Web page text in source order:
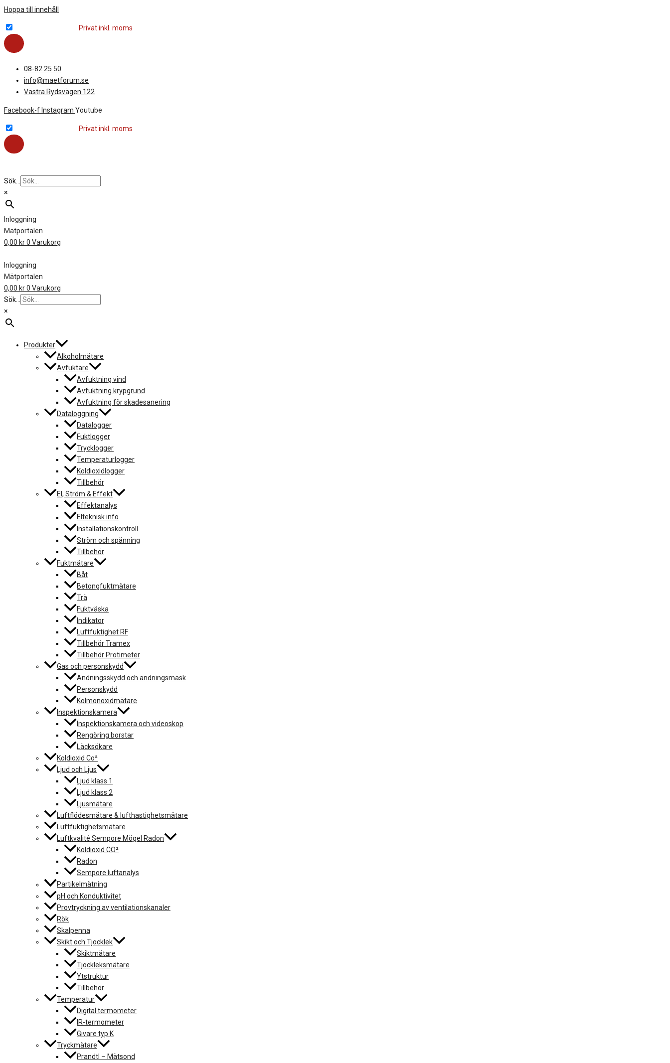
Hoppa till innehåll
Privat inkl. moms
08-82 25 50
info@maetforum.se
Västra Rydsvägen 122
Facebook-f Instagram Youtube
Privat inkl. moms
Sök...
×
Inloggning
Mätportalen
0,00 kr0 Varukorg
Inloggning
Mätportalen
0,00 kr0 Varukorg
Sök...
×
Produkter
Alkoholmätare
Avfuktare
Avfuktning vind
Avfuktning krypgrund
Avfuktning för skadesanering
Dataloggning
Datalogger
Fuktlogger
Trycklogger
Temperaturlogger
Koldioxidlogger
Tillbehör
El, Ström & Effekt
Effektanalys
Elteknisk info
Installationskontroll
Ström och spänning
Tillbehör
Fuktmätare
Båt
Betongfuktmätare
Trä
Fuktväska
Indikator
Luftfuktighet RF
Tillbehör Tramex
Tillbehör Protimeter
Gas och personskydd
Andningsskydd och andningsmask
Personskydd
Kolmonoxidmätare
Inspektionskamera
Inspektionskamera och videoskop
Rengöring borstar
Läcksökare
Koldioxid Co²
Ljud och Ljus
Ljud klass 1
Ljud klass 2
Ljusmätare
Luftflödesmätare & lufthastighetsmätare
Luftfuktighetsmätare
Luftkvalité Sempore Mögel Radon
Koldioxid CO²
Radon
Sempore luftanalys
Partikelmätning
pH och Konduktivitet
Provtryckning av ventilationskanaler
Rök
Skalpenna
Skikt och Tjocklek
Skiktmätare
Tjockleksmätare
Ytstruktur
Tillbehör
Temperatur
Digital termometer
IR-termometer
Givare typ K
Tryckmätare
Prandtl – Mätsond